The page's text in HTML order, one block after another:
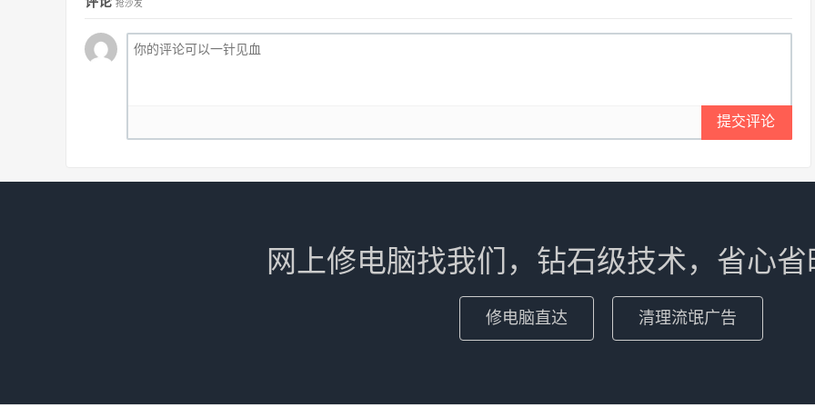
抢沙发
提交评论
网上修电脑找我们，钻石级技术，省心省
修电脑直达 清理流氓广告